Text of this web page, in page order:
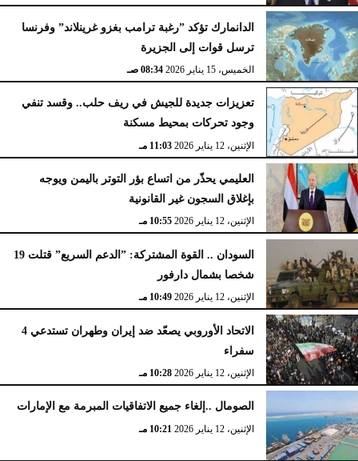
الدانمارك تؤكد ”رغبة ترامب بغزو غرينلاند” وفرنسا
ترسل قوات إلى الجزيرة
الخميس، 15 يناير 2026 08:34 صـ
تعزيزات جديدة للجيش في ريف حلب.. وقسد تنفي
وجود تحركات بمحيط مسكنة
الإثنين، 12 يناير 2026 11:03 مـ
العليمي يحذّر من اتساع بؤر التوتر باليمن ويوجه
بإغلاق السجون غير القانونية
الإثنين، 12 يناير 2026 10:55 مـ
السودان .. القوة المشتركة: ”الدعم السريع” قتلت 19
شخصا بشمال دارفور
الإثنين، 12 يناير 2026 10:49 مـ
الاتحاد الأوروبي يصعّد ضد إيران وطهران تستدعي 4
سفراء
الإثنين، 12 يناير 2026 10:28 مـ
الصومال ..إلغاء جميع الاتفاقيات المبرمة مع الإمارات
الإثنين، 12 يناير 2026 10:21 مـ